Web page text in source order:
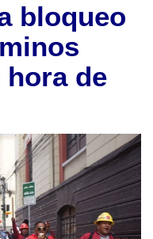
bloqueo
hora de